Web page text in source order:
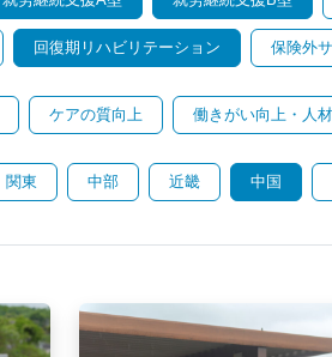
回復期リハビリテーション 保険外
ケアの質向上 働きがい向上・人
関東 中部 近畿 中国